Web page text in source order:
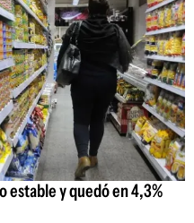
estable y quedó en 4,3%